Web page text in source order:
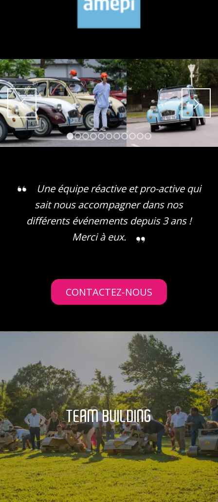
1 2 3 4
Une équipe réactive et pro-active qui
sait nous accompagner dans nos
différents événements depuis 3 ans !
Merci à eux.
CONTACTEZ-NOUS
TEAM BUILDING